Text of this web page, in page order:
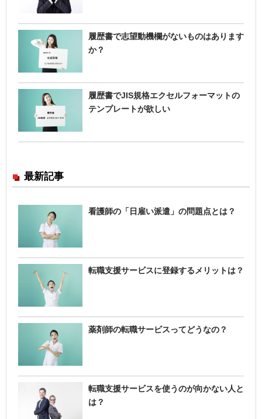
履歴書で志望動機欄がないものはあります
か？
履歴書でJIS規格エクセルフォーマットの
テンプレートが欲しい
最新記事
看護師の「日雇い派遣」の問題点とは？
転職支援サービスに登録するメリットは？
薬剤師の転職サービスってどうなの？
転職支援サービスを使うのが向かない人と
は？